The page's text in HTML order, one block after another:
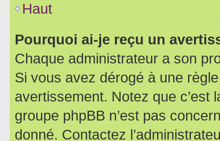
Haut
Pourquoi ai-je reçu un
Chaque administrateur a son
Si vous avez dérogé à une
avertissement. Notez que c’est
groupe phpBB n’est pas
donné. Contactez